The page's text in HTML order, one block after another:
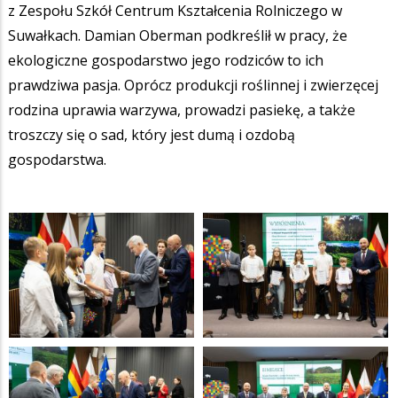
z Zespołu Szkół Centrum Kształcenia Rolniczego w
Suwałkach. Damian Oberman podkreślił w pracy, że
ekologiczne gospodarstwo jego rodziców to ich
prawdziwa pasja. Oprócz produkcji roślinnej i zwierzęcej
rodzina uprawia warzywa, prowadzi pasiekę, a także
troszczy się o sad, który jest dumą i ozdobą
gospodarstwa.